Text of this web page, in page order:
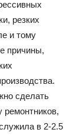
резких
и тому
причины,
сделать
ремонтников,
в 2-2.5